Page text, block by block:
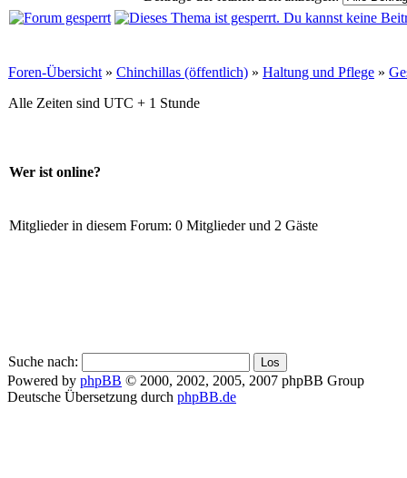
Foren-Übersicht » Chinchillas (öffentlich) » Haltung und Pflege »
Alle Zeiten sind UTC + 1 Stunde
Wer ist online?
Mitglieder in diesem Forum: 0 Mitglieder und 2 Gäste
Suche nach:
Powered by phpBB © 2000, 2002, 2005, 2007 phpBB Group
Deutsche Übersetzung durch phpBB.de